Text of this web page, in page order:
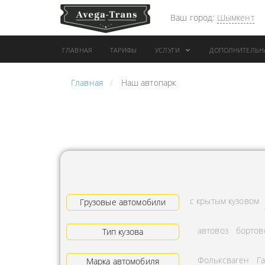
Ваш город: Шымкент
ГЛАВНАЯ ТАРИФЫ УСЛУГИ
АРЕНДА АВТОБУСА
ГРУЗОВАЯ ТЕХНИКА
ПЕРЕВОЗКА ТРУБ
АРЕНДА БУЛЬДОЗЕРА
Главная Наш автопарк
Грузовые автомобили с крытым кузовом
Тип кузова автовоз
Марка автомобиля Фольксваген